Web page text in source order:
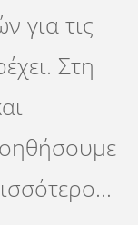
για τις
Στη